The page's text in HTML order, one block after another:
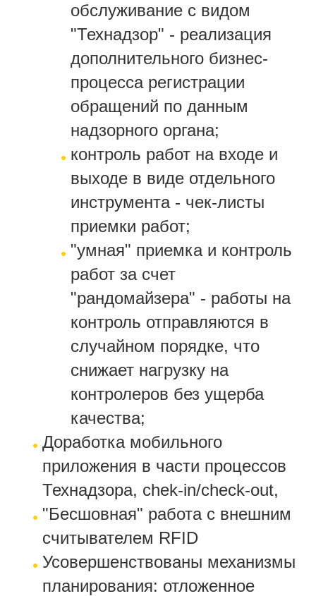
обслуживание с видом
"Технадзор" - реализация
дополнительного бизнес-
процесса регистрации
обращений по данным
надзорного органа;
контроль работ на входе и
выходе в виде отдельного
инструмента - чек-листы
приемки работ;
"умная" приемка и контроль
работ за счет
"рандомайзера" - работы на
контроль отправляются в
случайном порядке, что
снижает нагрузку на
контролеров без ущерба
качества;
Доработка мобильного
приложения в части процессов
Технадзора, chek-in/check-out,
"Бесшовная" работа с внешним
считывателем RFID
Усовершенствованы механизмы
планирования: отложенное